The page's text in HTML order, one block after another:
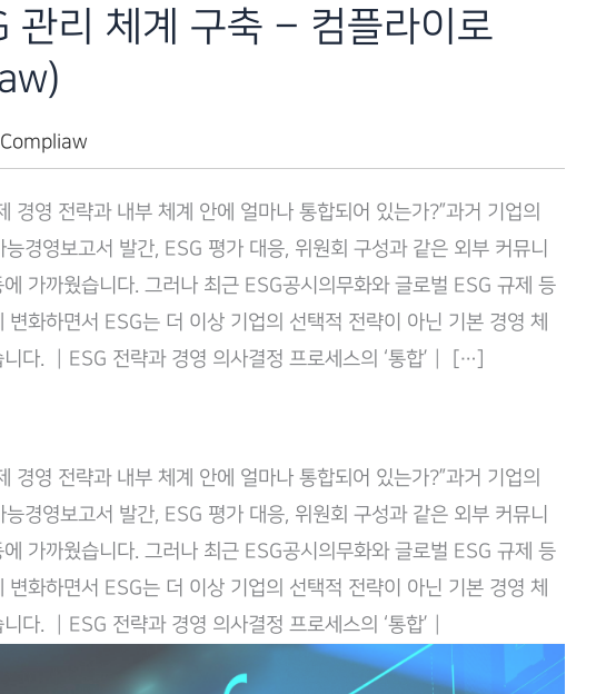
관리 체계 구축 – 컴플라이로
Compliaw
경영 전략과 내부 체계 안에 얼마나 통합되어 있는가?”과거 기업의
경영보고서 발간, ESG 평가 대응, 위원회 구성과 같은 외부 커뮤니
가까웠습니다. 그러나 최근 ESG공시의무화와 글로벌 ESG 규제 등
변화하면서 ESG는 더 이상 기업의 선택적 전략이 아닌 기본 경영 체
니다. ┃ESG 전략과 경영 의사결정 프로세스의 ‘통합’┃ […]
경영 전략과 내부 체계 안에 얼마나 통합되어 있는가?”과거 기업의
경영보고서 발간, ESG 평가 대응, 위원회 구성과 같은 외부 커뮤니
가까웠습니다. 그러나 최근 ESG공시의무화와 글로벌 ESG 규제 등
변화하면서 ESG는 더 이상 기업의 선택적 전략이 아닌 기본 경영 체
다. ┃ESG 전략과 경영 의사결정 프로세스의 ‘통합’┃